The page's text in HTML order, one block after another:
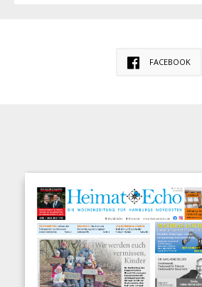
FACEBOOK